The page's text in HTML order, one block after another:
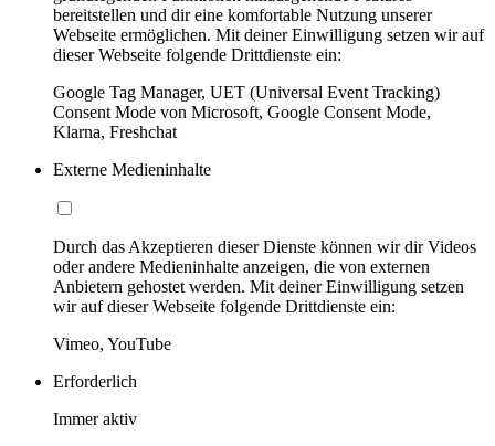
bereitstellen und dir eine komfortable Nutzung unserer
Webseite ermöglichen. Mit deiner Einwilligung setzen wir auf
dieser Webseite folgende Drittdienste ein:
Google Tag Manager, UET (Universal Event Tracking)
Consent Mode von Microsoft, Google Consent Mode,
Klarna, Freshchat
Externe Medieninhalte
Durch das Akzeptieren dieser Dienste können wir dir Videos
oder andere Medieninhalte anzeigen, die von externen
Anbietern gehostet werden. Mit deiner Einwilligung setzen
wir auf dieser Webseite folgende Drittdienste ein:
Vimeo, YouTube
Erforderlich
Immer aktiv